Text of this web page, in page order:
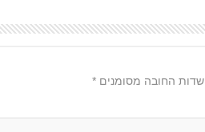
שדות החובה מסומנים *